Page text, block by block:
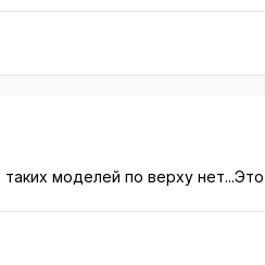
моделей по верху нет...Это